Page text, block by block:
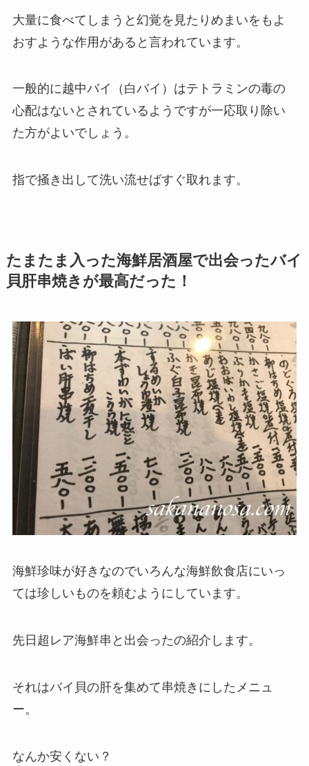
大量に食べてしまうと幻覚を見たりめまいをもよ
おすような作用があると言われています。
一般的に越中バイ（白バイ）はテトラミンの毒の
心配はないとされているようですが一応取り除い
た方がよいでしょう。
指で掻き出して洗い流せばすぐ取れます。
たまたま入った海鮮居酒屋で出会ったバイ
貝肝串焼きが最高だった！
海鮮珍味が好きなのでいろんな海鮮飲食店にいっ
ては珍しいものを頼むようにしています。
先日超レア海鮮串と出会ったの紹介します。
それはバイ貝の肝を集めて串焼きにしたメニュ
ー。
なんか安くない？